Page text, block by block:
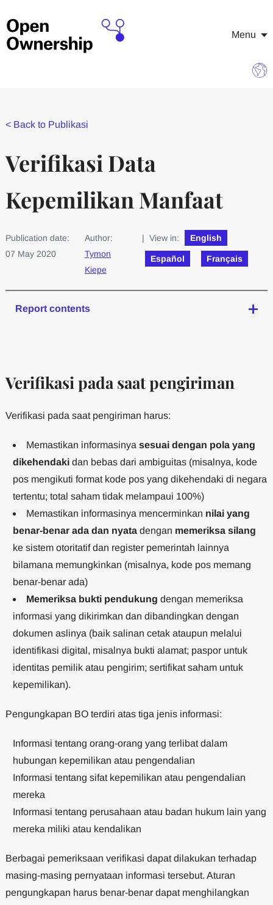
Menu
< Back to Publikasi
Verifikasi Data
Kepemilikan Manfaat
Publication date:
07 May 2020
Author:
Tymon
Kiepe
| View in: English
Español Français
Report contents
Verifikasi pada saat pengiriman
Verifikasi pada saat pengiriman harus:
Memastikan informasinya sesuai dengan pola yang
dikehendakidan bebas dari ambiguitas (misalnya, kode
pos mengikuti format kode pos yang dikehendaki di negara
tertentu; total saham tidak melampaui 100%)
Memastikan informasinya mencerminkan nilai yang
benar-benar ada dan nyatadengan memeriksa silang
ke sistem otoritatif dan register pemerintah lainnya
bilamana memungkinkan (misalnya, kode pos memang
benar-benar ada)
Memeriksa bukti pendukung dengan memeriksa
informasi yang dikirimkan dan dibandingkan dengan
dokumen aslinya (baik salinan cetak ataupun melalui
identifikasi digital, misalnya bukti alamat; paspor untuk
identitas pemilik atau pengirim; sertifikat saham untuk
kepemilikan).
Pengungkapan BO terdiri atas tiga jenis informasi:
Informasi tentang orang-orang yang terlibat dalam
hubungan kepemilikan atau pengendalian
Informasi tentang sifat kepemilikan atau pengendalian
mereka
Informasi tentang perusahaan atau badan hukum lain yang
mereka miliki atau kendalikan
Berbagai pemeriksaan verifikasi dapat dilakukan terhadap
masing-masing pernyataan informasi tersebut. Aturan
pengungkapan harus benar-benar dapat menghilangkan